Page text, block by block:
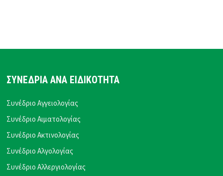
ΣΥΝΕΔΡΙΑ ΑΝΑ ΕΙΔΙΚΟΤΗΤΑ
Συνέδριο Αγγειολογίας
Συνέδριο Αιματολογίας
Συνέδριο Ακτινολογίας
Συνέδριο Αλγολογίας
Συνέδριο Αλλεργιολογίας